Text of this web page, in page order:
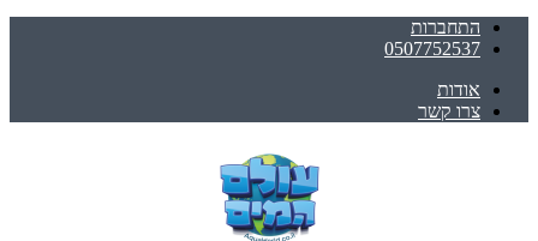
התחברות
0507752537
אודות
צרו קשר